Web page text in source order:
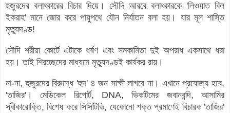
হুজুরদের বলাৎকারের বিচার দিয়ে। সৌদি আরবে বলাৎকারকে 'লিওয়াত বিল
ইকরাহ' মানে জোর করে পায়ুপথে যৌন নির্যাতন বলা হয়। যার মূল শাস্তি
মৃত্যুদণ্ড!
সৌদি শরীয়া কোর্টে এটাকে ধর্ষণ এবং সমকামিতা দুই অপরাধ একসাথে ধরা
হয়। তাই শিরচ্ছেদের মাধ্যমে মৃত্যুদণ্ডই কার্যকর রায়।
না-না, হুজুরদের বিরুদ্ধে 'হুদ' ৪ জন সাক্ষী লাগবে না। এখানে প্রযোজ্য হবে,
'তাজির'। মেডিকেল রিপোর্ট, DNA, ভিকটিমের জবানবন্দি, আসামির
স্বীকারোক্তি, বিশেষ করে সিসিটিভি, যেকোনো শক্ত প্রমাণেই বিচারক 'তাজির'